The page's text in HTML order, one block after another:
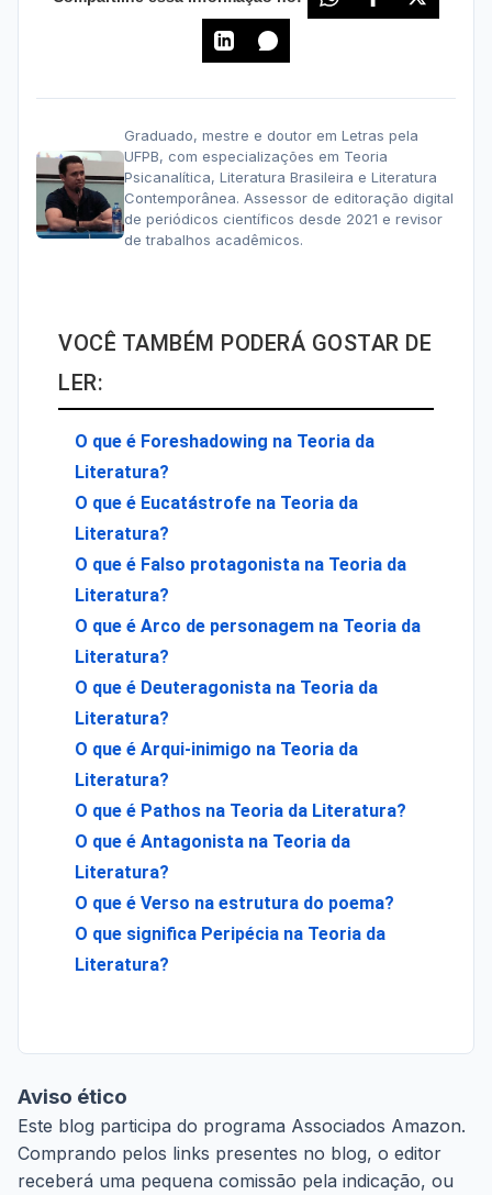
Graduado, mestre e doutor em Letras pela
UFPB, com especializações em Teoria
Psicanalítica, Literatura Brasileira e Literatura
Contemporânea. Assessor de editoração digital
de periódicos científicos desde 2021 e revisor
de trabalhos acadêmicos.
VOCÊ TAMBÉM PODERÁ GOSTAR DE
LER:
O que é Foreshadowing na Teoria da
Literatura?
O que é Eucatástrofe na Teoria da
Literatura?
O que é Falso protagonista na Teoria da
Literatura?
O que é Arco de personagem na Teoria da
Literatura?
O que é Deuteragonista na Teoria da
Literatura?
O que é Arqui-inimigo na Teoria da
Literatura?
O que é Pathos na Teoria da Literatura?
O que é Antagonista na Teoria da
Literatura?
O que é Verso na estrutura do poema?
O que significa Peripécia na Teoria da
Literatura?
Aviso ético
Este blog participa do programa Associados Amazon.
Comprando pelos links presentes no blog, o editor
receberá uma pequena comissão pela indicação, ou